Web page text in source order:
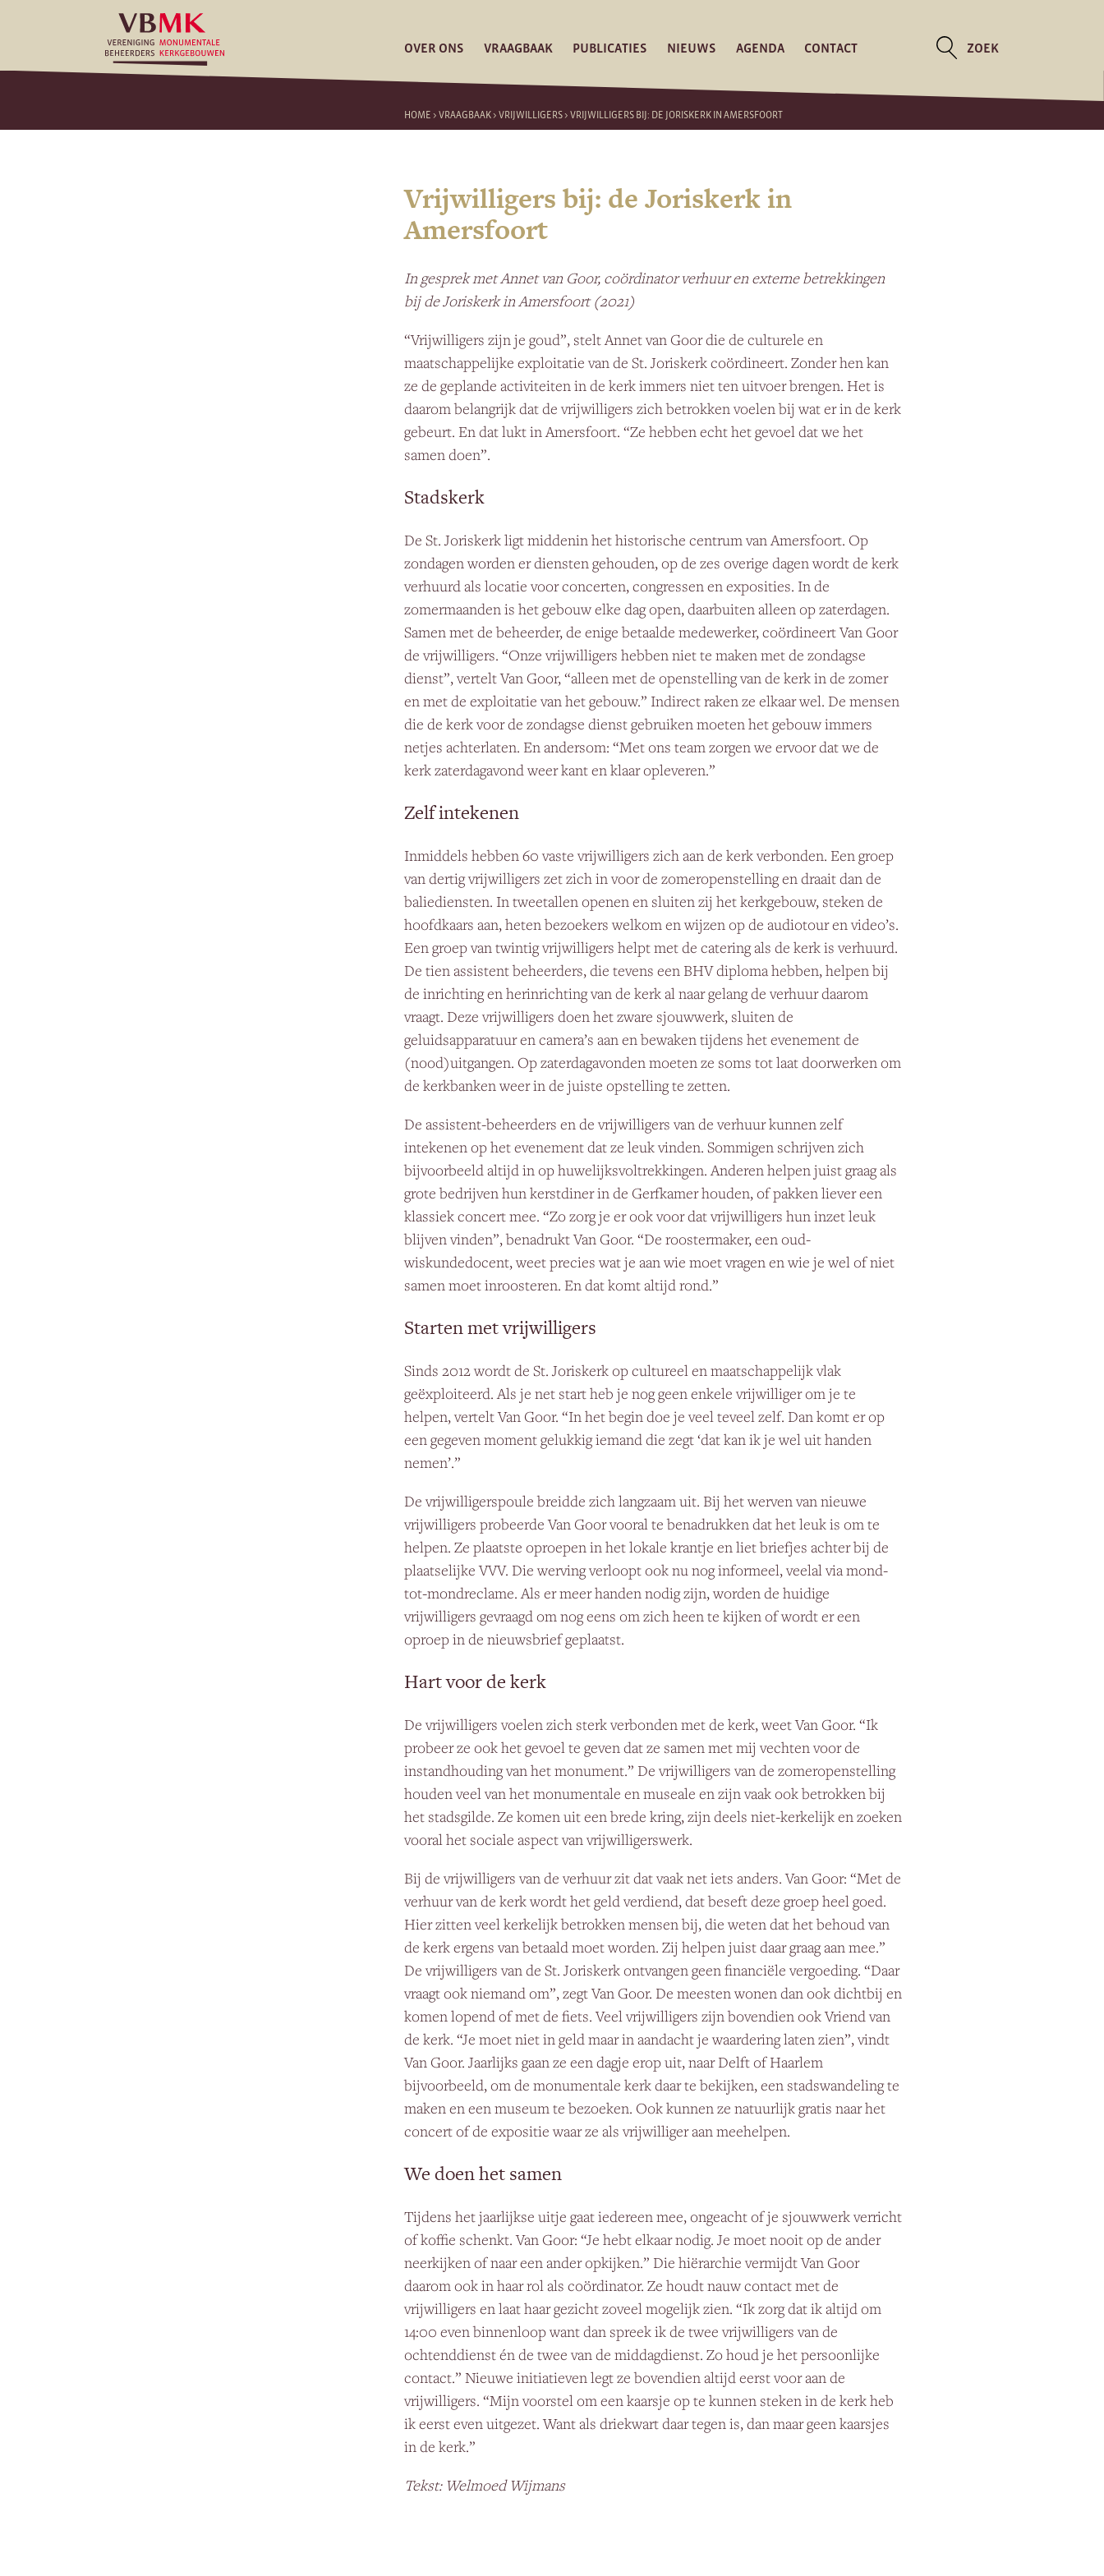
OVER ONS VRAAGBAAK PUBLICATIES NIEUWS AGENDA CONTACT ZOEK
HOME >VRAAGBAAK>VRIJWILLIGERS>VRIJWILLIGERS BIJ: DE JORISKERK IN AMERSFOORT
Vrijwilligers bij: de Joriskerk in
Amersfoort
In gesprek met Annet van Goor, coördinator verhuur en externe betrekkingen
bij de Joriskerk in Amersfoort (2021)
“Vrijwilligers zijn je goud”, stelt Annet van Goor die de culturele en
maatschappelijke exploitatie van de St. Joriskerk coördineert. Zonder hen kan
ze de geplande activiteiten in de kerk immers niet ten uitvoer brengen. Het is
daarom belangrijk dat de vrijwilligers zich betrokken voelen bij wat er in de kerk
gebeurt. En dat lukt in Amersfoort. “Ze hebben echt het gevoel dat we het
samen doen”.
Stadskerk
De St. Joriskerk ligt middenin het historische centrum van Amersfoort. Op
zondagen worden er diensten gehouden, op de zes overige dagen wordt de kerk
verhuurd als locatie voor concerten, congressen en exposities. In de
zomermaanden is het gebouw elke dag open, daarbuiten alleen op zaterdagen.
Samen met de beheerder, de enige betaalde medewerker, coördineert Van Goor
de vrijwilligers. “Onze vrijwilligers hebben niet te maken met de zondagse
dienst”, vertelt Van Goor, “alleen met de openstelling van de kerk in de zomer
en met de exploitatie van het gebouw.” Indirect raken ze elkaar wel. De mensen
die de kerk voor de zondagse dienst gebruiken moeten het gebouw immers
netjes achterlaten. En andersom: “Met ons team zorgen we ervoor dat we de
kerk zaterdagavond weer kant en klaar opleveren.”
Zelf intekenen
Inmiddels hebben 60 vaste vrijwilligers zich aan de kerk verbonden. Een groep
van dertig vrijwilligers zet zich in voor de zomeropenstelling en draait dan de
baliediensten. In tweetallen openen en sluiten zij het kerkgebouw, steken de
hoofdkaars aan, heten bezoekers welkom en wijzen op de audiotour en video’s.
Een groep van twintig vrijwilligers helpt met de catering als de kerk is verhuurd.
De tien assistent beheerders, die tevens een BHV diploma hebben, helpen bij
de inrichting en herinrichting van de kerk al naar gelang de verhuur daarom
vraagt. Deze vrijwilligers doen het zware sjouwwerk, sluiten de
geluidsapparatuur en camera’s aan en bewaken tijdens het evenement de
(nood)uitgangen. Op zaterdagavonden moeten ze soms tot laat doorwerken om
de kerkbanken weer in de juiste opstelling te zetten.
De assistent-beheerders en de vrijwilligers van de verhuur kunnen zelf
intekenen op het evenement dat ze leuk vinden. Sommigen schrijven zich
bijvoorbeeld altijd in op huwelijksvoltrekkingen. Anderen helpen juist graag als
grote bedrijven hun kerstdiner in de Gerfkamer houden, of pakken liever een
klassiek concert mee. “Zo zorg je er ook voor dat vrijwilligers hun inzet leuk
blijven vinden”, benadrukt Van Goor. “De roostermaker, een oud-
wiskundedocent, weet precies wat je aan wie moet vragen en wie je wel of niet
samen moet inroosteren. En dat komt altijd rond.”
Starten met vrijwilligers
Sinds 2012 wordt de St. Joriskerk op cultureel en maatschappelijk vlak
geëxploiteerd. Als je net start heb je nog geen enkele vrijwilliger om je te
helpen, vertelt Van Goor. “In het begin doe je veel teveel zelf. Dan komt er op
een gegeven moment gelukkig iemand die zegt ‘dat kan ik je wel uit handen
nemen’.”
De vrijwilligerspoule breidde zich langzaam uit. Bij het werven van nieuwe
vrijwilligers probeerde Van Goor vooral te benadrukken dat het leuk is om te
helpen. Ze plaatste oproepen in het lokale krantje en liet briefjes achter bij de
plaatselijke VVV. Die werving verloopt ook nu nog informeel, veelal via mond-
tot-mondreclame. Als er meer handen nodig zijn, worden de huidige
vrijwilligers gevraagd om nog eens om zich heen te kijken of wordt er een
oproep in de nieuwsbrief geplaatst.
Hart voor de kerk
De vrijwilligers voelen zich sterk verbonden met de kerk, weet Van Goor. “Ik
probeer ze ook het gevoel te geven dat ze samen met mij vechten voor de
instandhouding van het monument.” De vrijwilligers van de zomeropenstelling
houden veel van het monumentale en museale en zijn vaak ook betrokken bij
het stadsgilde. Ze komen uit een brede kring, zijn deels niet-kerkelijk en zoeken
vooral het sociale aspect van vrijwilligerswerk.
Bij de vrijwilligers van de verhuur zit dat vaak net iets anders. Van Goor: “Met de
verhuur van de kerk wordt het geld verdiend, dat beseft deze groep heel goed.
Hier zitten veel kerkelijk betrokken mensen bij, die weten dat het behoud van
de kerk ergens van betaald moet worden. Zij helpen juist daar graag aan mee.”
De vrijwilligers van de St. Joriskerk ontvangen geen financiële vergoeding. “Daar
vraagt ook niemand om”, zegt Van Goor. De meesten wonen dan ook dichtbij en
komen lopend of met de fiets. Veel vrijwilligers zijn bovendien ook Vriend van
de kerk. “Je moet niet in geld maar in aandacht je waardering laten zien”, vindt
Van Goor. Jaarlijks gaan ze een dagje erop uit, naar Delft of Haarlem
bijvoorbeeld, om de monumentale kerk daar te bekijken, een stadswandeling te
maken en een museum te bezoeken. Ook kunnen ze natuurlijk gratis naar het
concert of de expositie waar ze als vrijwilliger aan meehelpen.
We doen het samen
Tijdens het jaarlijkse uitje gaat iedereen mee, ongeacht of je sjouwwerk verricht
of koffie schenkt. Van Goor: “Je hebt elkaar nodig. Je moet nooit op de ander
neerkijken of naar een ander opkijken.” Die hiërarchie vermijdt Van Goor
daarom ook in haar rol als coördinator. Ze houdt nauw contact met de
vrijwilligers en laat haar gezicht zoveel mogelijk zien. “Ik zorg dat ik altijd om
14:00 even binnenloop want dan spreek ik de twee vrijwilligers van de
ochtenddienst én de twee van de middagdienst. Zo houd je het persoonlijke
contact.” Nieuwe initiatieven legt ze bovendien altijd eerst voor aan de
vrijwilligers. “Mijn voorstel om een kaarsje op te kunnen steken in de kerk heb
ik eerst even uitgezet. Want als driekwart daar tegen is, dan maar geen kaarsjes
in de kerk.”
Tekst: Welmoed Wijmans